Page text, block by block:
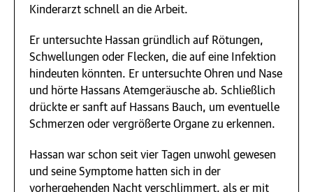
Kinderarzt schnell an die Arbeit.
Er untersuchte Hassan gründlich auf Rötungen,
Schwellungen oder Flecken, die auf eine Infektion
hindeuten könnten. Er untersuchte Ohren und Nase
und hörte Hassans Atemgeräusche ab. Schließlich
drückte er sanft auf Hassans Bauch, um eventuelle
Schmerzen oder vergrößerte Organe zu erkennen.
Hassan war schon seit vier Tagen unwohl gewesen
und seine Symptome hatten sich in der
vorhergehenden Nacht verschlimmert, als er mit